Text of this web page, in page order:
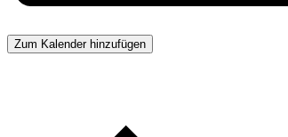
Zum Kalender hinzufügen